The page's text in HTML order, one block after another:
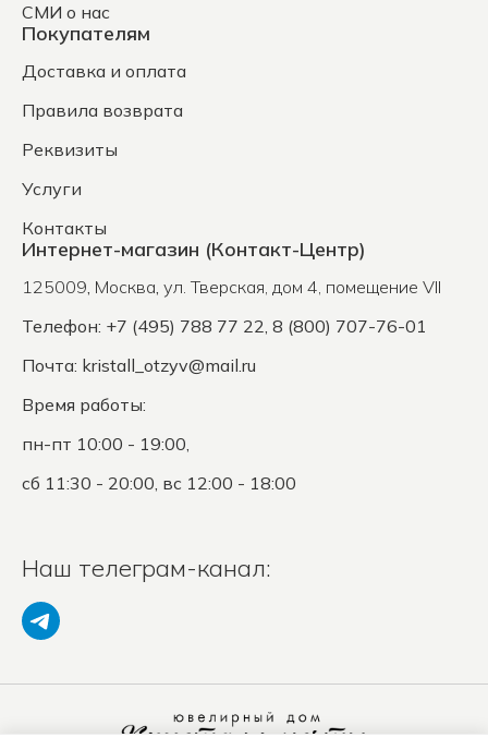
СМИ о нас
Покупателям
Доставка и оплата
Правила возврата
Реквизиты
Услуги
Контакты
Интернет-магазин (Контакт-Центр)
125009, Москва, ул. Тверская, дом 4, помещение VII
Телефон: +7 (495) 788 77 22, 8 (800) 707-76-01
Почта: kristall_otzyv@mail.ru
Время работы:
пн-пт 10:00 - 19:00,
сб 11:30 - 20:00, вс 12:00 - 18:00
Наш телеграм-канал: